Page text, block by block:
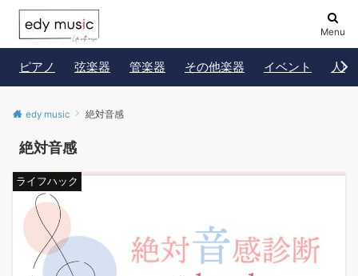
Menu
ピアノ 弦楽器 管楽器 その他楽器 イベント 人物
edy music 絶対音感
絶対音感
ライフハック